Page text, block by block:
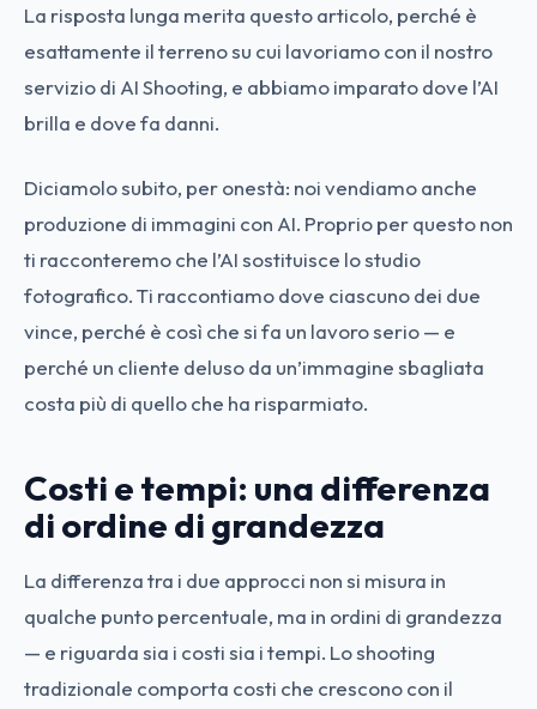
La risposta lunga merita questo articolo, perché è
esattamente il terreno su cui lavoriamo con il nostro
servizio di AI Shooting, e abbiamo imparato dove l’AI
brilla e dove fa danni.
Diciamolo subito, per onestà: noi vendiamo anche
produzione di immagini con AI. Proprio per questo non
ti racconteremo che l’AI sostituisce lo studio
fotografico. Ti raccontiamo dove ciascuno dei due
vince, perché è così che si fa un lavoro serio — e
perché un cliente deluso da un’immagine sbagliata
costa più di quello che ha risparmiato.
Costi e tempi: una differenza
di ordine di grandezza
La differenza tra i due approcci non si misura in
qualche punto percentuale, ma in ordini di grandezza
— e riguarda sia i costi sia i tempi. Lo shooting
tradizionale comporta costi che crescono con il